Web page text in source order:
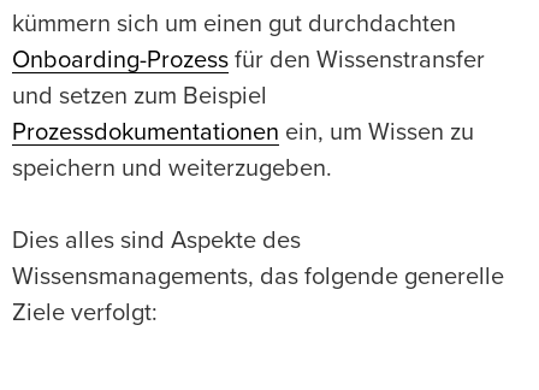
kümmern sich um einen gut durchdachten
Onboarding-Prozess für den Wissenstransfer
und setzen zum Beispiel
Prozessdokumentationen ein, um Wissen zu
speichern und weiterzugeben.
Dies alles sind Aspekte des
Wissensmanagements, das folgende generelle
Ziele verfolgt: